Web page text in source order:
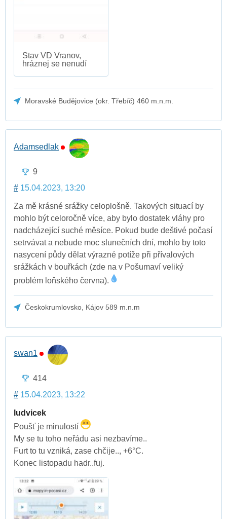
Stav VD Vranov,
hráznej se nenudí
Moravské Budějovice (okr. Třebíč) 460 m.n.m.
Adamsedlak
9
# 15.04.2023, 13:20
Za mě krásné srážky celoplošně. Takových situací by
mohlo být celoročně více, aby bylo dostatek vláhy pro
nadcházející suché měsíce. Pokud bude deštivé počasí
setrvávat a nebude moc slunečních dní, mohlo by toto
nasycení půdy dělat výrazné potíže při přívalových
srážkách v bouřkách (zde na v Pošumaví veliký
problém loňského června).
Českokrumlovsko, Kájov 589 m.n.m
swan1
414
# 15.04.2023, 13:22
ludvicek
Poušť je minulostí
My se tu toho neřádu asi nezbavíme..
Furt to tu vzniká, zase chčije.., +6°C.
Konec listopadu hadr..fuj.